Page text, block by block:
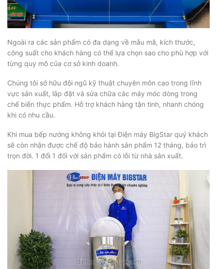
Ngoài ra các sản phẩm có đa dạng về mẫu mã, kích thước,
công suất cho khách hàng có thể lựa chọn sao cho phù hợp với
từng quy mô của cơ sở kinh doanh.
Chúng tôi sở hữu đội ngũ kỹ thuật chuyên môn cao trong lĩnh
vực sản xuất, lắp đặt và sửa chữa các máy móc dòng trong
chế biến thực phẩm. Hỗ trợ khách hàng tận tình, nhanh chóng
khi có nhu cầu.
Khi mua bếp nướng không khói tại Điện máy BigStar quý khách
sẽ còn nhận được chế độ bảo hành sản phẩm 12 tháng, bảo trì
trọn đời. 1 đổi 1 đối với sản phẩm có lỗi từ nhà sản xuất.